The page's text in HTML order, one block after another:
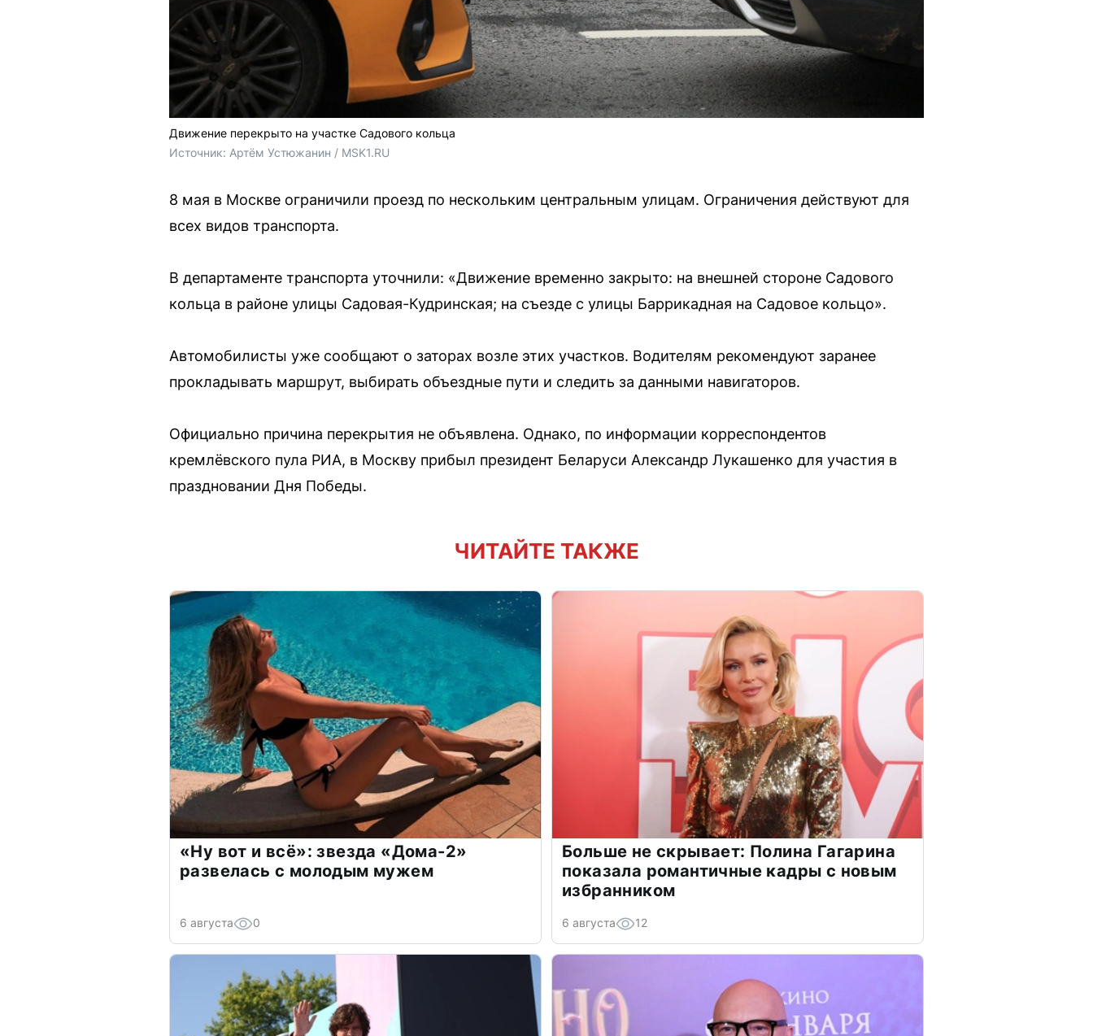
Движение перекрыто на участке Садового кольца
Источник: Артём Устюжанин / MSK1.RU
8 мая в Москве ограничили проезд по нескольким центральным улицам. Ограничения действуют для
всех видов транспорта.
В департаменте транспорта уточнили: «Движение временно закрыто: на внешней стороне Садового
кольца в районе улицы Садовая-Кудринская; на съезде с улицы Баррикадная на Садовое кольцо».
Автомобилисты уже сообщают о заторах возле этих участков. Водителям рекомендуют заранее
прокладывать маршрут, выбирать объездные пути и следить за данными навигаторов.
Официально причина перекрытия не объявлена. Однако, по информации корреспондентов
кремлёвского пула РИА, в Москву прибыл президент Беларуси Александр Лукашенко для участия в
праздновании Дня Победы.
ЧИТАЙТЕ ТАКЖЕ
«Ну вот и всё»: звезда «Дома-2»
развелась с молодым мужем
6 августа 0
Больше не скрывает: Полина Гагарина
показала романтичные кадры с новым
избранником
6 августа 12